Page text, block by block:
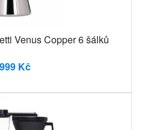
Venus Copper 6 šálků
999 Kč